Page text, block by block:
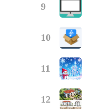
9
10
11
12